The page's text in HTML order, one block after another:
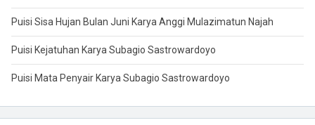
Puisi Sisa Hujan Bulan Juni Karya Anggi Mulazimatun Najah
Puisi Kejatuhan Karya Subagio Sastrowardoyo
Puisi Mata Penyair Karya Subagio Sastrowardoyo